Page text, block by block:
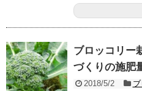
ブロッコリー
づくりの施肥
2018/5/2